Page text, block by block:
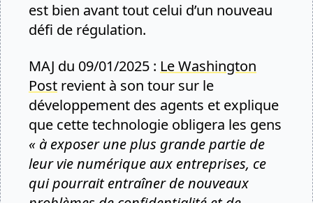
est bien avant tout celui d’un nouveau
défi de régulation.
MAJ du 09/01/2025 : Le Washington
Post revient à son tour sur le
développement des agents et explique
que cette technologie obligera les gens
« à exposer une plus grande partie de
leur vie numérique aux entreprises, ce
qui pourrait entraîner de nouveaux